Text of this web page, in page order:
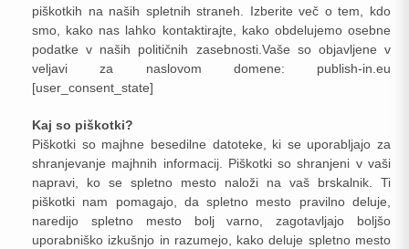
piškotkih na naših spletnih straneh. Izberite več o tem, kdo
smo, kako nas lahko kontaktirajte, kako obdelujemo osebne
podatke v naših političnih zasebnosti.Vaše so objavljene v
veljavi za naslovom domene: publish-in.eu
[user_consent_state]
Kaj so piškotki?
Piškotki so majhne besedilne datoteke, ki se uporabljajo za
shranjevanje majhnih informacij. Piškotki so shranjeni v vaši
napravi, ko se spletno mesto naloži na vaš brskalnik. Ti
piškotki nam pomagajo, da spletno mesto pravilno deluje,
naredijo spletno mesto bolj varno, zagotavljajo boljšo
uporabniško izkušnjo in razumejo, kako deluje spletno mesto